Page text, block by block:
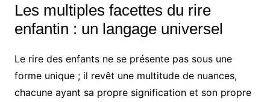
Les multiples facettes du rire
enfantin : un langage universel
Le rire des enfants ne se présente pas sous une
forme unique ; il revêt une multitude de nuances,
chacune ayant sa propre signification et son propre